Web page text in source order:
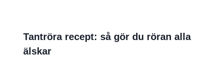
Tantröra recept: så gör du röran alla
älskar